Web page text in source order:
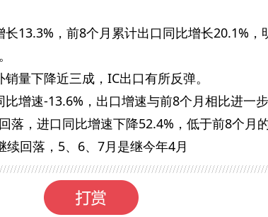
13.3%，前8个月累计出口同比增长20.1%，
量下降近三成，IC出口有所反弹。
增速-13.6%，出口增速与前8个月相比进一步
落，进口同比增速下降52.4%，低于前8个月
回落，5、6、7月是继今年4月